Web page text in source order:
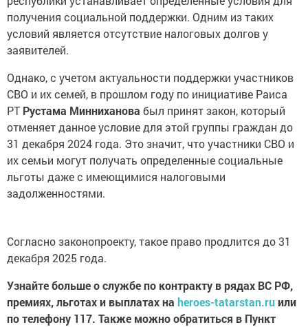
получения социальной поддержки. Одним из таких
условий является отсутствие налоговых долгов у
заявителей.
Однако, с учетом актуальности поддержки участников
СВО и их семей, в прошлом году по инициативе Раиса
РТ Рустама Минниханова был принят закон, который
отменяет данное условие для этой группы граждан до
31 декабря 2024 года. Это значит, что участники СВО и
их семьи могут получать определенные социальные
льготы даже с имеющимися налоговыми
задолженностями.
Согласно законопроекту, такое право продлится до 31
декабря 2025 года.
Узнайте больше о службе по контракту в рядах ВС РФ,
премиях, льготах и выплатах на heroes-tatarstan.ruили
по телефону 117. Также можно обратиться в Пункт